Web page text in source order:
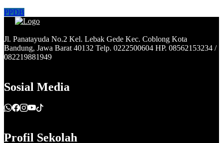
PPDB
Jl. Panatayuda No.2 Kel. Lebak Gede Kec. Coblong Kota
Bandung, Jawa Barat 40132 Telp. 0222500604 HP. 08562153234 /
082219881949
Sosial Media
Profil Sekolah